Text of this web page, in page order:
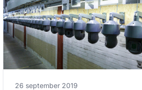
26 september 2019